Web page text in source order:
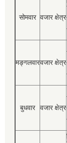
सोमवार वजार क्षेत्र
मङ्गलवारवजार क्षेत्र
बुधवार वजार क्षेत्र